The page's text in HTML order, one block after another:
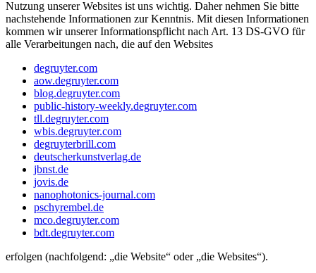
Nutzung unserer Websites ist uns wichtig. Daher nehmen Sie bitte
nachstehende Informationen zur Kenntnis. Mit diesen Informationen
kommen wir unserer Informationspflicht nach Art. 13 DS-GVO für
alle Verarbeitungen nach, die auf den Websites
degruyter.com
aow.degruyter.com
blog.degruyter.com
public-history-weekly.degruyter.com
tll.degruyter.com
wbis.degruyter.com
degruyterbrill.com
deutscherkunstverlag.de
jbnst.de
jovis.de
nanophotonics-journal.com
pschyrembel.de
mco.degruyter.com
bdt.degruyter.com
erfolgen (nachfolgend: „die Website“ oder „die Websites“).